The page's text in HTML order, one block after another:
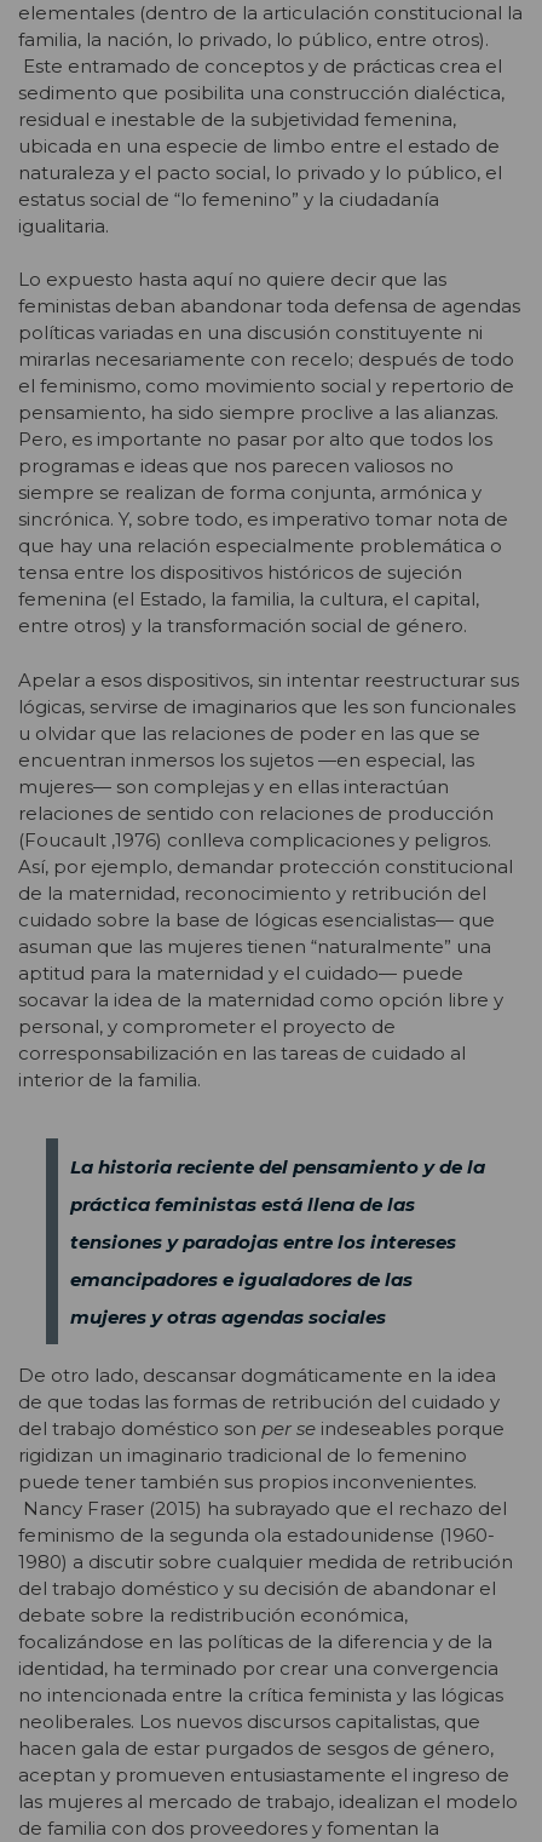
elementales (dentro de la articulación constitucional la
familia, la nación, lo privado, lo público, entre otros).
Este entramado de conceptos y de prácticas crea el
sedimento que posibilita una construcción dialéctica,
residual e inestable de la subjetividad femenina,
ubicada en una especie de limbo entre el estado de
naturaleza y el pacto social, lo privado y lo público, el
estatus social de “lo femenino” y la ciudadanía
igualitaria.
Lo expuesto hasta aquí no quiere decir que las
feministas deban abandonar toda defensa de agendas
políticas variadas en una discusión constituyente ni
mirarlas necesariamente con recelo; después de todo
el feminismo, como movimiento social y repertorio de
pensamiento, ha sido siempre proclive a las alianzas.
Pero, es importante no pasar por alto que todos los
programas e ideas que nos parecen valiosos no
siempre se realizan de forma conjunta, armónica y
sincrónica. Y, sobre todo, es imperativo tomar nota de
que hay una relación especialmente problemática o
tensa entre los dispositivos históricos de sujeción
femenina (el Estado, la familia, la cultura, el capital,
entre otros) y la transformación social de género.
Apelar a esos dispositivos, sin intentar reestructurar sus
lógicas, servirse de imaginarios que les son funcionales
u olvidar que las relaciones de poder en las que se
encuentran inmersos los sujetos —en especial, las
mujeres— son complejas y en ellas interactúan
relaciones de sentido con relaciones de producción
(Foucault ,1976) conlleva complicaciones y peligros.
Así, por ejemplo, demandar protección constitucional
de la maternidad, reconocimiento y retribución del
cuidado sobre la base de lógicas esencialistas— que
asuman que las mujeres tienen “naturalmente” una
aptitud para la maternidad y el cuidado— puede
socavar la idea de la maternidad como opción libre y
personal, y comprometer el proyecto de
corresponsabilización en las tareas de cuidado al
interior de la familia.
La historia reciente del pensamiento y de la
práctica feministas está llena de las
tensiones y paradojas entre los intereses
emancipadores e igualadores de las
mujeres y otras agendas sociales
De otro lado, descansar dogmáticamente en la idea
de que todas las formas de retribución del cuidado y
del trabajo doméstico son per se indeseables porque
rigidizan un imaginario tradicional de lo femenino
puede tener también sus propios inconvenientes.
Nancy Fraser (2015) ha subrayado que el rechazo del
feminismo de la segunda ola estadounidense (1960-
1980) a discutir sobre cualquier medida de retribución
del trabajo doméstico y su decisión de abandonar el
debate sobre la redistribución económica,
focalizándose en las políticas de la diferencia y de la
identidad, ha terminado por crear una convergencia
no intencionada entre la crítica feminista y las lógicas
neoliberales. Los nuevos discursos capitalistas, que
hacen gala de estar purgados de sesgos de género,
aceptan y promueven entusiastamente el ingreso de
las mujeres al mercado de trabajo, idealizan el modelo
de familia con dos proveedores y fomentan la